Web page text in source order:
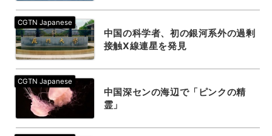
中国の科学者、初の銀河系外の過剰
接触X線連星を発見
中国深センの海辺で「ピンクの精
霊」